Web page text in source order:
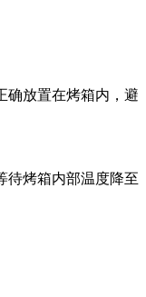
放置在烤箱内，避
烤箱内部温度降至